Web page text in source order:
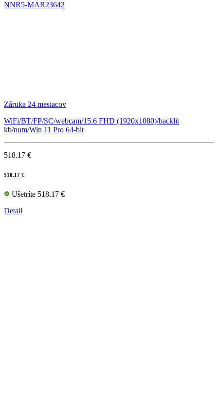
NNR5-MAR23642
Záruka 24 mesiacov
WiFi/BT/FP/SC/webcam/15.6 FHD (1920x1080)/backlit
kb/num/Win 11 Pro 64-bit
518.17 €
518.17 €
Ušetríte 518.17 €
Detail